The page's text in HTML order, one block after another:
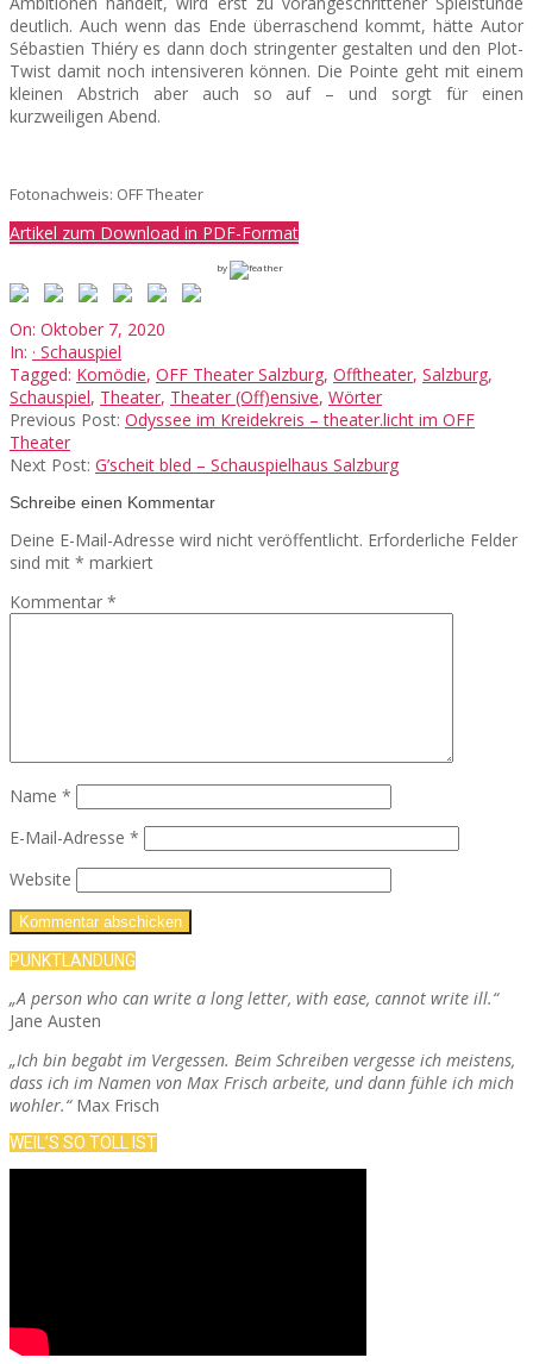
deutlich. Auch wenn das Ende überraschend kommt, hätte Autor
Sébastien Thiéry es dann doch stringenter gestalten und den Plot-
Twist damit noch intensiveren können. Die Pointe geht mit einem
kleinen Abstrich aber auch so auf – und sorgt für einen
kurzweiligen Abend.
Fotonachweis: OFF Theater
Artikel zum Download in PDF-Format
by
2020-
10-
07
On: Oktober 7, 2020
In: · Schauspiel
Tagged: Komödie, OFF Theater Salzburg, Offtheater, Salzburg,
Schauspiel, Theater, Theater (Off)ensive, Wörter
Previous Post: Odyssee im Kreidekreis – theater.licht im OFF
Theater
Next Post: G’scheit bled – Schauspielhaus Salzburg
Schreibe einen Kommentar
Deine E-Mail-Adresse wird nicht veröffentlicht. Erforderliche Felder
sind mit * markiert
Kommentar *
Name *
E-Mail-Adresse *
Website
PUNKTLANDUNG
„A person who can write a long letter, with ease, cannot write ill.“
Jane Austen
„Ich bin begabt im Vergessen. Beim Schreiben vergesse ich meistens,
dass ich im Namen von Max Frisch arbeite, und dann fühle ich mich
wohler.“Max Frisch
WEIL’S SO TOLL IST